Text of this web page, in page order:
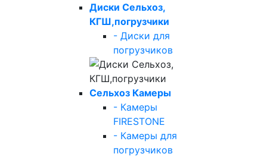
Диски Сельхоз,
КГШ,погрузчики
- Диски для
погрузчиков
Сельхоз Камеры
- Камеры
FIRESTONE
- Камеры для
погрузчиков